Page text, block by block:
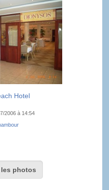
Hotel
2006 à 14:54
photos